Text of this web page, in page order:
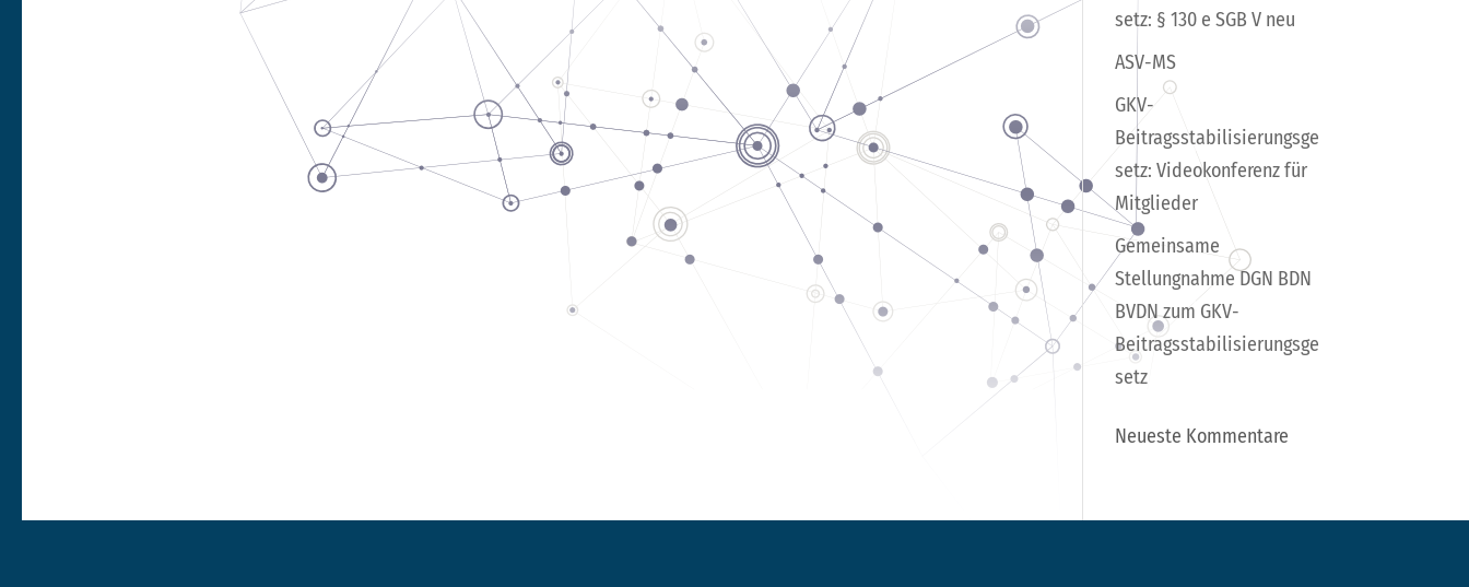
setz: § 130 e SGB V neu
ASV-MS
GKV-
Beitragsstabilisierungsge
setz: Videokonferenz für
Mitglieder
Gemeinsame
Stellungnahme DGN BDN
BVDN zum GKV-
Beitragsstabilisierungsge
setz
Neueste Kommentare